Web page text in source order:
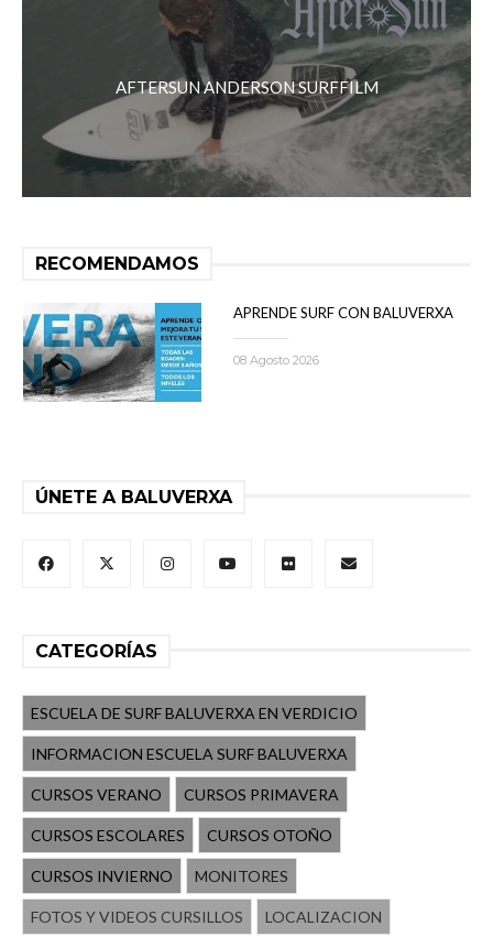
AFTERSUN ANDERSON SURFFILM
RECOMENDAMOS
APRENDE SURF CON BALUVERXA
08 Agosto 2026
ÚNETE A BALUVERXA
CATEGORÍAS
ESCUELA DE SURF BALUVERXA EN VERDICIO
INFORMACION ESCUELA SURF BALUVERXA
CURSOS VERANO CURSOS PRIMAVERA
CURSOS ESCOLARES CURSOS OTOÑO
CURSOS INVIERNO MONITORES
FOTOS Y VIDEOS CURSILLOS LOCALIZACION